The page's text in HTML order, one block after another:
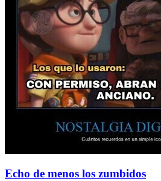
Echo de menos los zumbidos